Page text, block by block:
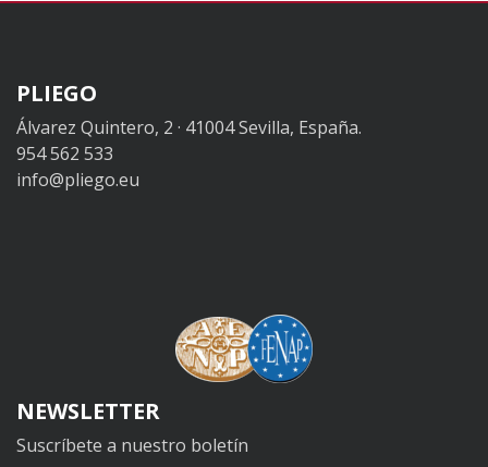
PLIEGO
Álvarez Quintero, 2 · 41004 Sevilla, España.
954 562 533
info@pliego.eu
NEWSLETTER
Suscríbete a nuestro boletín